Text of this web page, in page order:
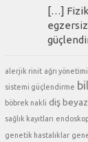
[…]
alerjik rinit ağrı yönetimi
sistemi güçlendirme
böbrek nakli diş
sağlık kayıtları
genetik hastalıklar